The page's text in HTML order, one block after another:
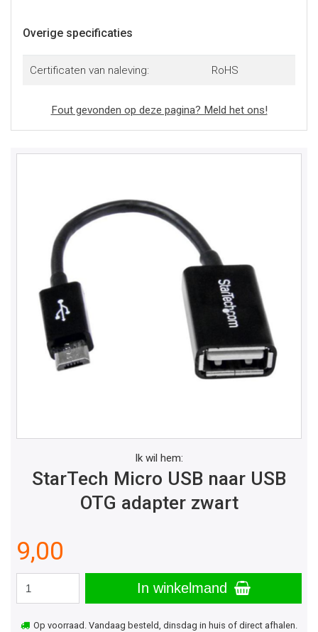
Overige specificaties
Certificaten van naleving: RoHS
Fout gevonden op deze pagina? Meld het ons!
Ik wil hem:
StarTech Micro USB naar USB
OTG adapter zwart
9,00
In winkelmand
Op voorraad. Vandaag besteld, dinsdag in huis of direct afhalen.